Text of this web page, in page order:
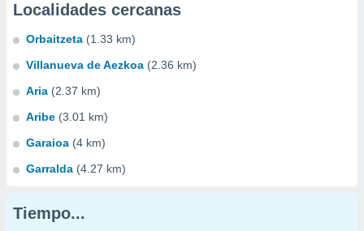
Localidades cercanas
Orbaitzeta (1.33 km)
Villanueva de Aezkoa (2.36 km)
Aria (2.37 km)
Aribe (3.01 km)
Garaioa (4 km)
Garralda (4.27 km)
Tiempo...